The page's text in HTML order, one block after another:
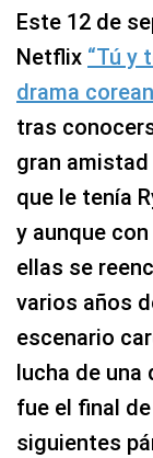
Este 12 de
Netflix “Tú y
drama
tras
gran
que le tenía
y aunque
ellas se
varios años
escenario
lucha de una
fue el final
siguientes